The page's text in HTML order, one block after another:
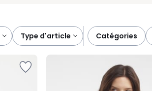
type d'article catégories